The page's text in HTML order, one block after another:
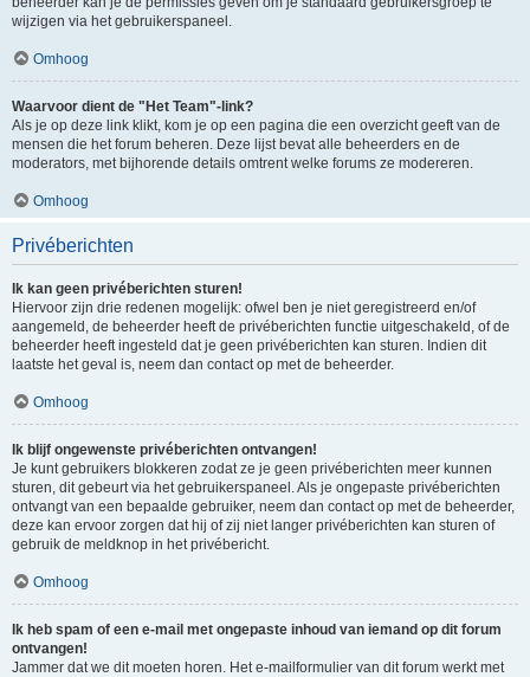
wijzigen via het gebruikerspaneel.
Omhoog
Waarvoor dient de "Het Team"-link?
Als je op deze link klikt, kom je op een pagina die een overzicht geeft van de
mensen die het forum beheren. Deze lijst bevat alle beheerders en de
moderators, met bijhorende details omtrent welke forums ze modereren.
Omhoog
Privéberichten
Ik kan geen privéberichten sturen!
Hiervoor zijn drie redenen mogelijk: ofwel ben je niet geregistreerd en/of
aangemeld, de beheerder heeft de privéberichten functie uitgeschakeld, of de
beheerder heeft ingesteld dat je geen privéberichten kan sturen. Indien dit
laatste het geval is, neem dan contact op met de beheerder.
Omhoog
Ik blijf ongewenste privéberichten ontvangen!
Je kunt gebruikers blokkeren zodat ze je geen privéberichten meer kunnen
sturen, dit gebeurt via het gebruikerspaneel. Als je ongepaste privéberichten
ontvangt van een bepaalde gebruiker, neem dan contact op met de beheerder,
deze kan ervoor zorgen dat hij of zij niet langer privéberichten kan sturen of
gebruik de meldknop in het privébericht.
Omhoog
Ik heb spam of een e-mail met ongepaste inhoud van iemand op dit forum
ontvangen!
Jammer dat we dit moeten horen. Het e-mailformulier van dit forum werkt met